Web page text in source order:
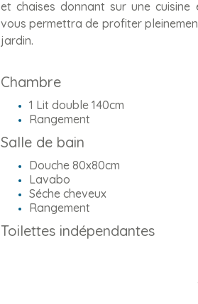
et chaises donnant sur une cuisine
vous permettra de profiter
jardin.
Chambre
1 Lit double 140cm
Rangement
Salle de bain
Douche 80x80cm
Lavabo
Séche cheveux
Rangement
Toilettes indépendantes